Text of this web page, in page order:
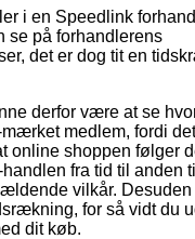
i en Speedlink
se på forhandlerens
det er dog tit en
derfor være at se
medlem, fordi
online shoppen følger
fra tid til anden
vilkår. Desuden
for så vidt du
dit køb.